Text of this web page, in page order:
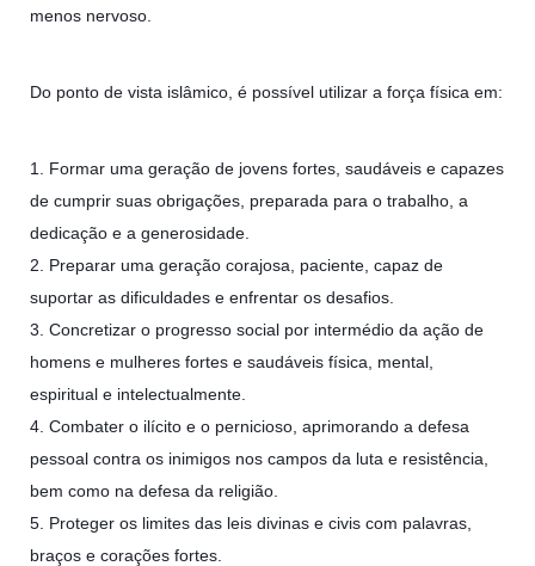
menos nervoso.
Do ponto de vista islâmico, é possível utilizar a força física em:
1. Formar uma geração de jovens fortes, saudáveis e capazes
de cumprir suas obrigações, preparada para o trabalho, a
dedicação e a generosidade.
2. Preparar uma geração corajosa, paciente, capaz de
suportar as dificuldades e enfrentar os desafios.
3. Concretizar o progresso social por intermédio da ação de
homens e mulheres fortes e saudáveis física, mental,
espiritual e intelectualmente.
4. Combater o ilícito e o pernicioso, aprimorando a defesa
pessoal contra os inimigos nos campos da luta e resistência,
bem como na defesa da religião.
5. Proteger os limites das leis divinas e civis com palavras,
braços e corações fortes.